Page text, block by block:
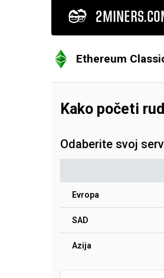
Ethereum
Kako početi
Odaberite svoj
Evropa
SAD
Azija